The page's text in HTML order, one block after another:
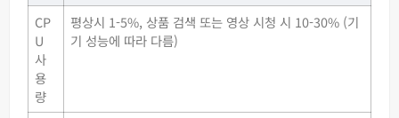
CP
U
사
용
량
평상시 1-5%, 상품 검색 또는 영상 시청 시 10-30% (기
기 성능에 따라 다름)